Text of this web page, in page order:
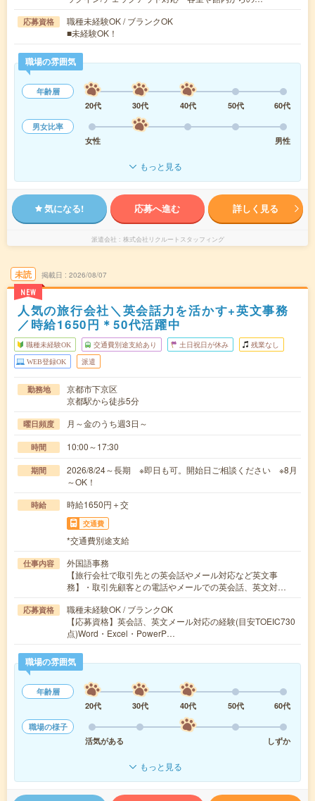
応募資格
職種未経験OK / ブランクOK
■未経験OK！
職場の雰囲気
年齢層
20代
30代 40代 50代
60代
男女比率
女性
男性
もっと見る
気になる! 応募へ進む 詳しく見る
派遣会社 株式会社リクルートスタッフィング
未読
NEW
掲載日 2026/08/07
人気の旅行会社＼英会話力を活かす+英文事務
／時給1650円＊50代活躍中
職種未経験OK 交通費別途支給あり 土日祝日が休み 残業なし
WEB登録OK 派遣
勤務地
京都市下京区
京都駅から徒歩5分
曜日頻度 月～金のうち週3日～
時間 10:00～17:30
期間
2026/8/24～長期 ※即日も可。開始日ご相談ください ※8月
～OK！
時給 時給1650円＋交
交通費
*交通費別途支給
仕事内容
外国語事務
【旅行会社で取引先との英会話やメール対応など英文事
務】・取引先顧客との電話やメールでの英会話、英文対…
応募資格
職種未経験OK / ブランクOK
【応募資格】英会話、英文メール対応の経験(目安TOEIC730
点)Word・Excel・PowerP…
職場の雰囲気
年齢層
20代
30代 40代 50代
60代
職場の様子
活気がある
しずか
もっと見る